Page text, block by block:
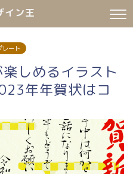
イン王
レート
しめるイラスト
年年賀状はコ